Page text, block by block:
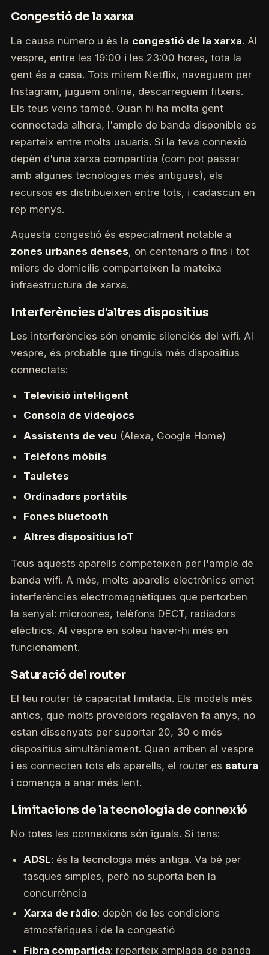
Congestió de la xarxa
La causa número u és la congestió de la xarxa. Al
vespre, entre les 19:00 i les 23:00 hores, tota la
gent és a casa. Tots mirem Netflix, naveguem per
Instagram, juguem online, descarreguem fitxers.
Els teus veïns també. Quan hi ha molta gent
connectada alhora, l'ample de banda disponible es
reparteix entre molts usuaris. Si la teva connexió
depèn d'una xarxa compartida (com pot passar
amb algunes tecnologies més antigues), els
recursos es distribueixen entre tots, i cadascun en
rep menys.
Aquesta congestió és especialment notable a
zones urbanes denses, on centenars o fins i tot
milers de domicilis comparteixen la mateixa
infraestructura de xarxa.
Interferències d'altres dispositius
Les interferències són enemic silenciós del wifi. Al
vespre, és probable que tinguis més dispositius
connectats:
Televisió intel·ligent
Consola de videojocs
Assistents de veu (Alexa, Google Home)
Telèfons mòbils
Tauletes
Ordinadors portàtils
Fones bluetooth
Altres dispositius IoT
Tous aquests aparells competeixen per l'ample de
banda wifi. A més, molts aparells electrònics emet
interferències electromagnètiques que pertorben
la senyal: microones, telèfons DECT, radiadors
elèctrics. Al vespre en soleu haver-hi més en
funcionament.
Saturació del router
El teu router té capacitat limitada. Els models més
antics, que molts proveïdors regalaven fa anys, no
estan dissenyats per suportar 20, 30 o més
dispositius simultàniament. Quan arriben al vespre
i es connecten tots els aparells, el router es satura
i comença a anar més lent.
Limitacions de la tecnologia de connexió
No totes les connexions són iguals. Si tens:
ADSL: és la tecnologia més antiga. Va bé per
tasques simples, però no suporta ben la
concurrència
Xarxa de ràdio: depèn de les condicions
atmosfèriques i de la congestió
Fibra compartida: reparteix amplada de banda